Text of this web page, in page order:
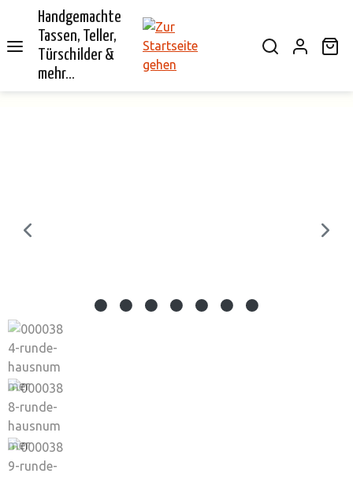
springen
Handgemachte
Tassen, Teller,
Türschilder &
mehr...